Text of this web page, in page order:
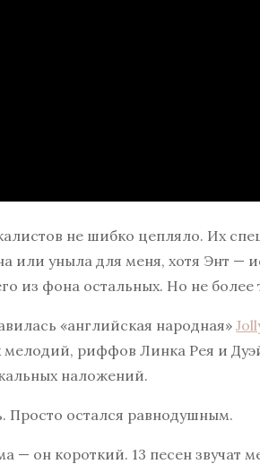
не шибко цепляло. Их
или уныла для меня, хотя Энт —
из фона остальных. Но не более
«английская народная»
мелодий, риффов Линка Рея и
наложений.
Просто остался равнодушным.
— он короткий. 13 песен звучат